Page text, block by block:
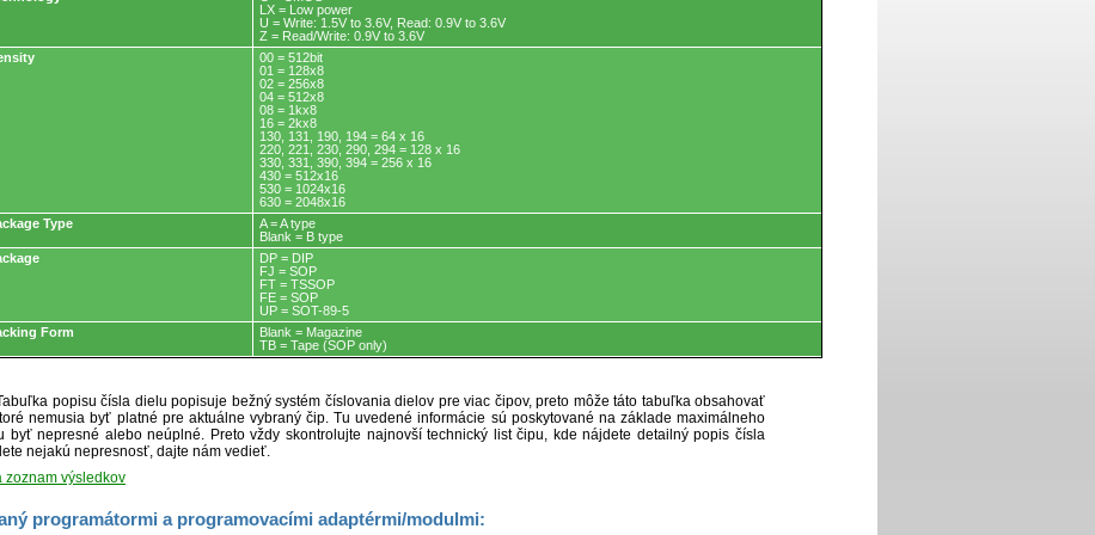
LX = Low power
U = Write: 1.5V to 3.6V, Read: 0.9V to 3.6V
Z = Read/Write: 0.9V to 3.6V
00 = 512bit
01 = 128x8
02 = 256x8
04 = 512x8
08 = 1kx8
16 = 2kx8
130, 131, 190, 194 = 64 x 16
220, 221, 230, 290, 294 = 128 x 16
330, 331, 390, 394 = 256 x 16
430 = 512x16
530 = 1024x16
630 = 2048x16
Type
A = A type
Blank = B type
DP = DIP
FJ = SOP
FT = TSSOP
FE = SOP
UP = SOT-89-5
Form
Blank = Magazine
TB = Tape (SOP only)
popisu čísla dielu popisuje bežný systém číslovania dielov pre viac čipov, preto môže táto tabuľka obsahovať
nemusia byť platné pre aktuálne vybraný čip. Tu uvedené informácie sú poskytované na základe maximálneho
byť nepresné alebo neúplné. Preto vždy skontrolujte najnovší technický list čipu, kde nájdete detailný popis čísla
nejakú nepresnosť, dajte nám vedieť.
výsledkov
programátormi a programovacími adaptérmi/modulmi: